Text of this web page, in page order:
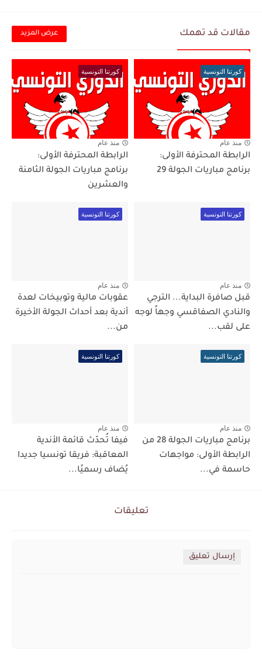
مقالات قد تهمك عرض المزيد
كورتنا التونسية
منذ عام
الرابطة المحترفة الأولى:
برنامج مباريات الجولة 29
كورتنا التونسية
منذ عام
الرابطة المحترفة الأولى:
برنامج مباريات الجولة الثامنة
والعشرين
كورتنا التونسية
منذ عام
قبل صافرة البداية... الترجي
والنادي الصفاقسي وجهاً لوجه
على لقب...
كورتنا التونسية
منذ عام
عقوبات مالية وتوبيخات لعدة
أندية بعد أحداث الجولة الأخيرة
من...
كورتنا التونسية
منذ عام
برنامج مباريات الجولة 28 من
الرابطة الأولى: مواجهات
حاسمة في...
كورتنا التونسية
منذ عام
فيفا تُحدّث قائمة الأندية
المعاقبة: فريقا تونسيا جديدا
يُضاف رسميًا...
تعليقات
إرسال تعليق